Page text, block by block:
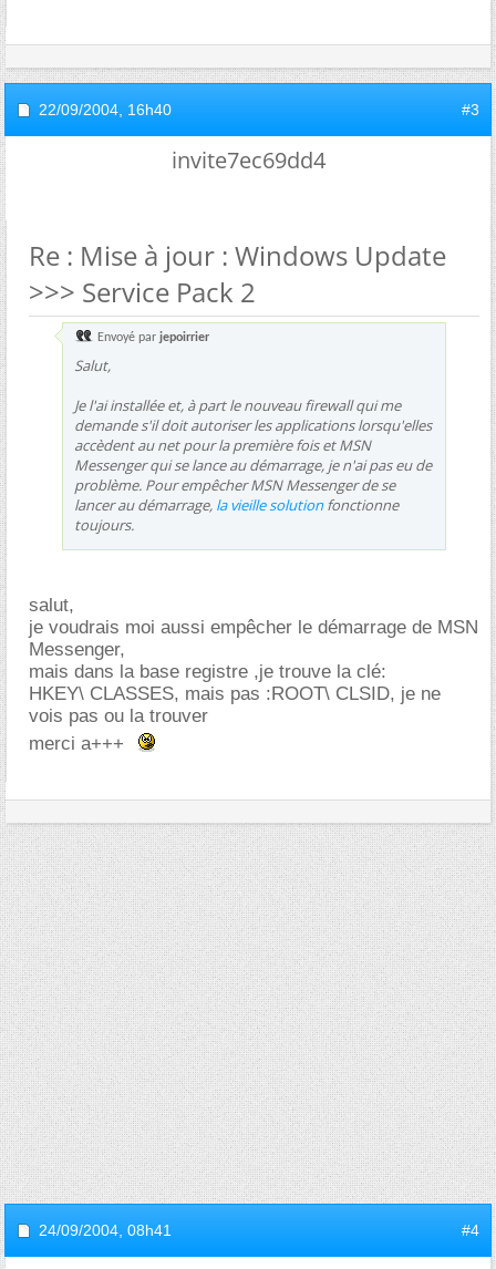
22/09/2004, 16h40 #3
invite7ec69dd4
Re : Mise à jour : Windows Update
>>> Service Pack 2
Envoyé par jepoirrier
Salut,
Je l'ai installée et, à part le nouveau firewall qui me
demande s'il doit autoriser les applications lorsqu'elles
accèdent au net pour la première fois et MSN
Messenger qui se lance au démarrage, je n'ai pas eu de
problème. Pour empêcher MSN Messenger de se
lancer au démarrage, la vieille solutionfonctionne
toujours.
salut,
je voudrais moi aussi empêcher le démarrage de MSN
Messenger,
mais dans la base registre ,je trouve la clé:
HKEY\ CLASSES, mais pas :ROOT\ CLSID, je ne
vois pas ou la trouver
merci a+++
24/09/2004, 08h41 #4